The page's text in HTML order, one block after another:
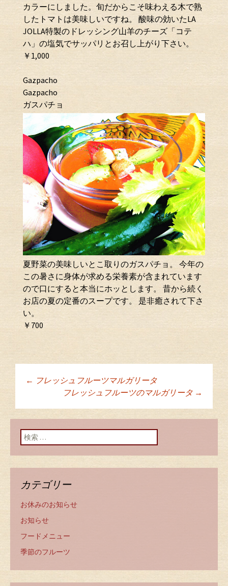
カラーにしました。旬だからこそ味わえる木で熟
したトマトは美味しいですね。 酸味の効いたLA
JOLLA特製のドレッシング山羊のチーズ「コテ
ハ」の塩気でサッパリとお召し上がり下さい。
￥1,000
Gazpacho
Gazpacho
ガスパチョ
夏野菜の美味しいとこ取りのガスパチョ。 今年の
この暑さに身体が求める栄養素が含まれています
ので口にすると本当にホッとします。 昔から続く
お店の夏の定番のスープです。 是非癒されて下さ
い。
￥700
投稿ナビゲーショ
ン
← フレッシュフルーツマルガリータ
フレッシュフルーツのマルガリータ →
検索:
カテゴリー
お休みのお知らせ
お知らせ
フードメニュー
季節のフルーツ